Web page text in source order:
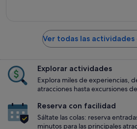
Ver todas las actividades
Explorar actividades
Explora miles de experiencias,
atracciones hasta excursiones
Reserva con facilidad
Sáltate las colas: reserva
minutos para las principales